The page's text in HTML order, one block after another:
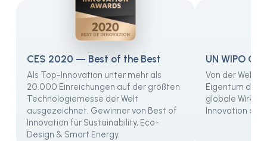
CES 2020 — Best of the Best
Als Top-Innovation unter mehr als
20.000 Einreichungen auf der größten
Technologiemesse der Welt
ausgezeichnet. Gewinner von Best of
Innovation für Sustainability, Eco-
Design & Smart Energy.
UN WIPO
Von der
Eigentum der
globale
Innovation